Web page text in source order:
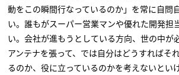
動をこの瞬間行なっているのか」を常に自問
い。誰もがスーパー営業マンや優れた開発担
い。会社が進もうとしている方向、世の中が
アンテナを張って、では自分はどうすればそ
るのか、役に立っているのかを考えないとい